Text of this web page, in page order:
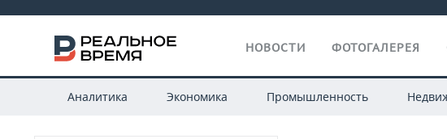
НОВОСТИ ФОТОГАЛЕРЕЯ
Аналитика Экономика Промышленность